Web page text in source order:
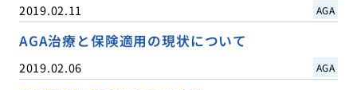
2019.02.11 AGA
AGA治療と保険適用の現状について
2019.02.06 AGA